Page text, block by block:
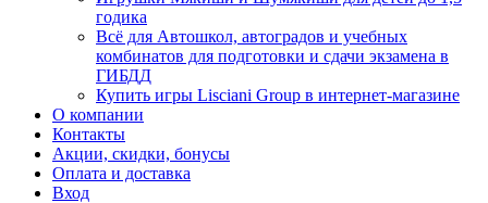
годика
Всё для Автошкол, автоградов и учебных
комбинатов для подготовки и сдачи экзамена в
ГИБДД
Купить игры Lisciani Group в интернет-магазине
О компании
Контакты
Акции, скидки, бонусы
Оплата и доставка
Вход